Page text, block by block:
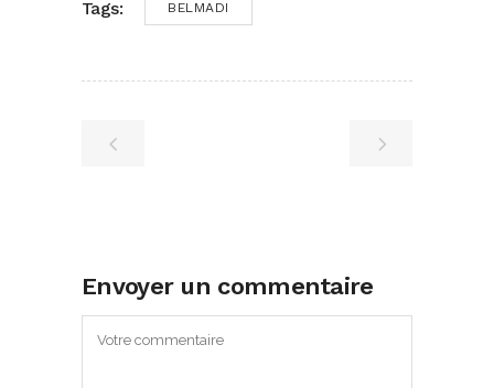
Tags: BELMADI
Envoyer un commentaire